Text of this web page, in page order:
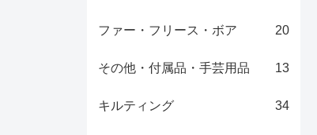
ファー・フリース・ボア 20
その他・付属品・手芸用品 13
キルティング 34